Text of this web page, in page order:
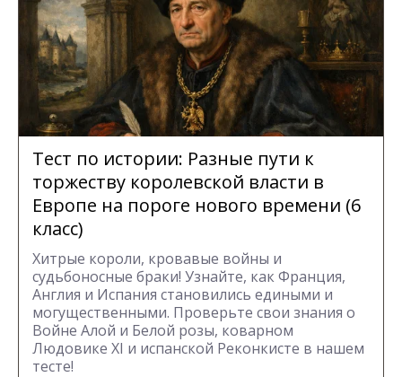
Тест по истории: Разные пути к
торжеству королевской власти в
Европе на пороге нового времени (6
класс)
Хитрые короли, кровавые войны и
судьбоносные браки! Узнайте, как Франция,
Англия и Испания становились едиными и
могущественными. Проверьте свои знания о
Войне Алой и Белой розы, коварном
Людовике XI и испанской Реконкисте в нашем
тесте!